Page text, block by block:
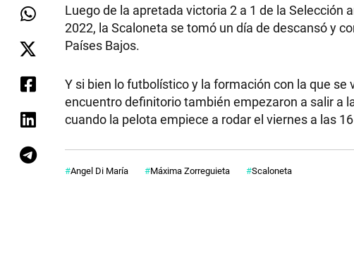
Luego de la apretada victoria 2 a 1 de la Selección
2022, la Scaloneta se tomó un día de descansó y
Países Bajos.
Y si bien lo futbolístico y la formación con la que
encuentro definitorio también empezaron a salir a
cuando la pelota empiece a rodar el viernes a las
Angel Di María Máxima Zorreguieta Scaloneta
SHOW
POLÍTICA
ACTUALIDAD